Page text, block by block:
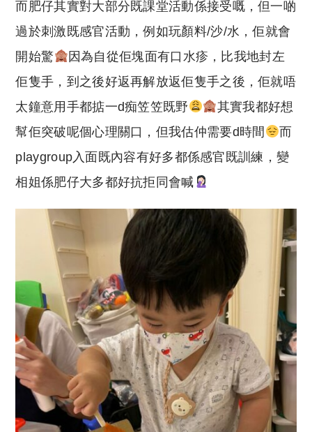
而肥仔其實對大部分既課堂活動係接受嘅，但一啲
過於刺激既感官活動，例如玩顏料/沙/水，佢就會
開始驚
因為自從佢塊面有口水疹，比我地封左
佢隻手，到之後好返再解放返佢隻手之後，佢就唔
太鐘意用手都掂一d痴笠笠既野
其實我都好想
幫佢突破呢個心理關口，但我估仲需要d時間
而
playgroup入面既內容有好多都係感官既訓練，變
相姐係肥仔大多都好抗拒同會喊